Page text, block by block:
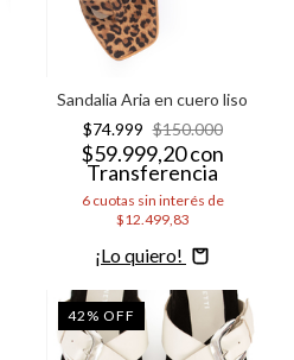
Sandalia Aria en cuero liso
$74.999 $150.000
$59.999,20con
Transferencia
6 cuotas sin interés de
$12.499,83
Comprar
42 % OFF